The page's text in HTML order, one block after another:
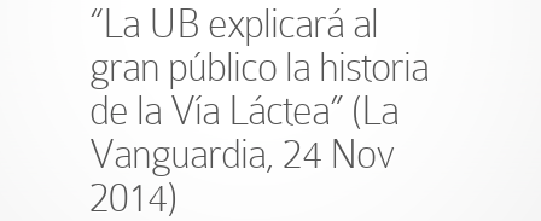
“La UB explicará al
gran público la historia
de la Vía Láctea” (La
Vanguardia, 24 Nov
2014)